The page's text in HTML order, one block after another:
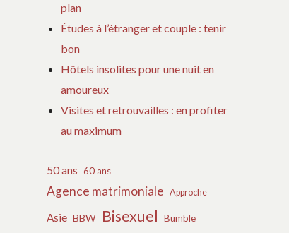
plan
Études à l’étranger et couple : tenir
bon
Hôtels insolites pour une nuit en
amoureux
Visites et retrouvailles : en profiter
au maximum
50 ans 60 ans
Agence matrimoniale Approche
Asie BBW Bisexuel Bumble